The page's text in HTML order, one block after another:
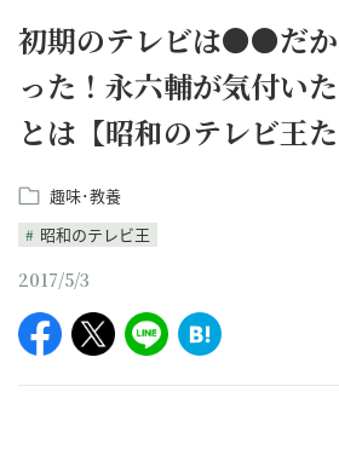
初期のテレビは●●だ
った！永六輔が気付い
とは【昭和のテレビ王
趣味･教養
昭和のテレビ王
2017/5/3